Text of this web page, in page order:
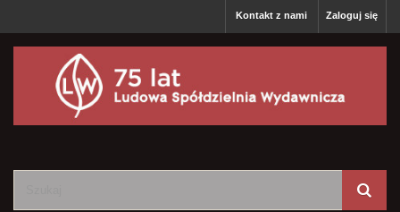
Zaloguj się
Kontakt z nami